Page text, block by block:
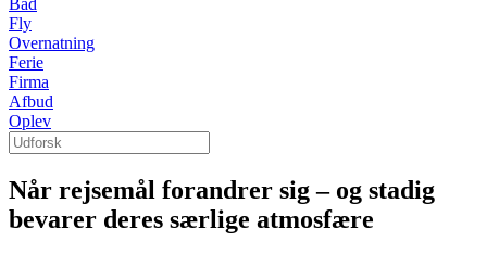
Båd
Fly
Overnatning
Ferie
Firma
Afbud
Oplev
Når rejsemål forandrer sig – og stadig
bevarer deres særlige atmosfære